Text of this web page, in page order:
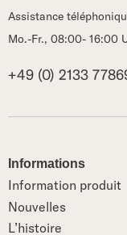
Informations
Information produit
Nouvelles
L’histoire
Assistance
Mo.-Fr., 08:00- 16:00
+49 (0) 2133